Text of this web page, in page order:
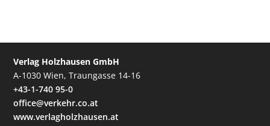
Verlag Holzhausen GmbH
A-1030 Wien, Traungasse 14-16
+43-1-740 95-0
office@verkehr.co.at
www.verlagholzhausen.at